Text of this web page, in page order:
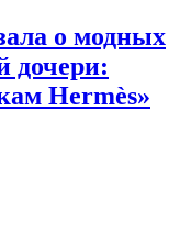
о модных
дочери:
Hermès»